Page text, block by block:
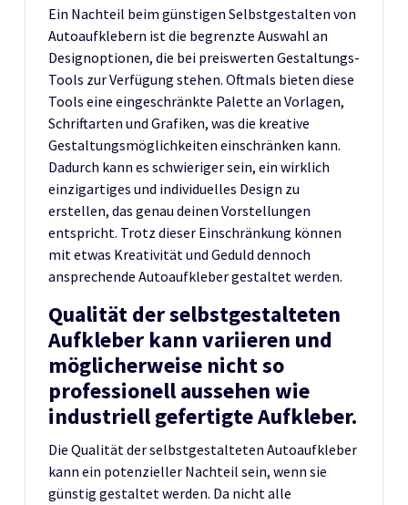
Ein Nachteil beim günstigen Selbstgestalten von
Autoaufklebern ist die begrenzte Auswahl an
Designoptionen, die bei preiswerten Gestaltungs-
Tools zur Verfügung stehen. Oftmals bieten diese
Tools eine eingeschränkte Palette an Vorlagen,
Schriftarten und Grafiken, was die kreative
Gestaltungsmöglichkeiten einschränken kann.
Dadurch kann es schwieriger sein, ein wirklich
einzigartiges und individuelles Design zu
erstellen, das genau deinen Vorstellungen
entspricht. Trotz dieser Einschränkung können
mit etwas Kreativität und Geduld dennoch
ansprechende Autoaufkleber gestaltet werden.
Qualität der selbstgestalteten
Aufkleber kann variieren und
möglicherweise nicht so
professionell aussehen wie
industriell gefertigte Aufkleber.
Die Qualität der selbstgestalteten Autoaufkleber
kann ein potenzieller Nachteil sein, wenn sie
günstig gestaltet werden. Da nicht alle